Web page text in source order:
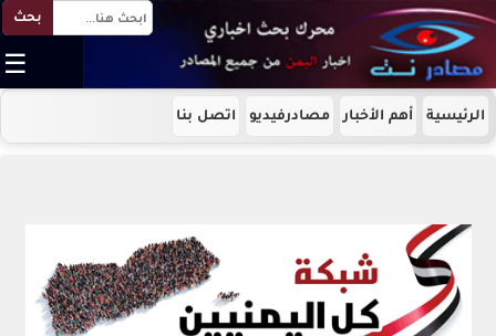
بحث
☰
الرئيسية أهم الأخبار مصادرفيديو اتصل بنا